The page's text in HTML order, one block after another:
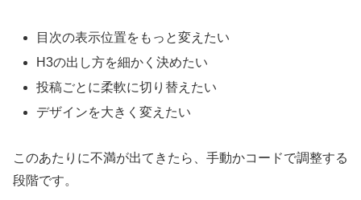
目次の表示位置をもっと変えたい
H3の出し方を細かく決めたい
投稿ごとに柔軟に切り替えたい
デザインを大きく変えたい
このあたりに不満が出てきたら、手動かコードで調整する
段階です。